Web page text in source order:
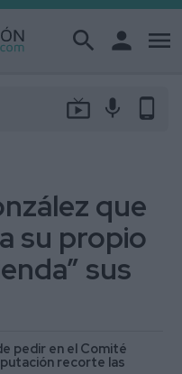
search person menu
live_tv mic phone_android
que
su propio
sus
pedir en el Comité
recorte las